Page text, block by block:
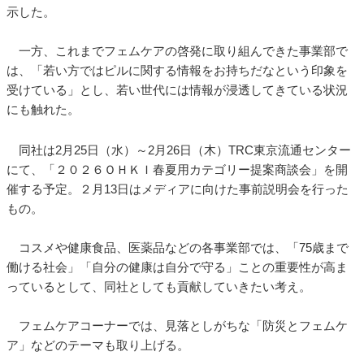
示した。
一方、これまでフェムケアの啓発に取り組んできた事業部で
は、「若い方ではピルに関する情報をお持ちだなという印象を
受けている」とし、若い世代には情報が浸透してきている状況
にも触れた。
同社は2月25日（水）～2月26日（木）TRC東京流通センター
にて、「２０２６ＯＨＫＩ春夏用カテゴリー提案商談会」を開
催する予定。２月13日はメディアに向けた事前説明会を行った
もの。
コスメや健康食品、医薬品などの各事業部では、「75歳まで
働ける社会」「自分の健康は自分で守る」ことの重要性が高ま
っているとして、同社としても貢献していきたい考え。
フェムケアコーナーでは、見落としがちな「防災とフェムケ
ア」などのテーマも取り上げる。